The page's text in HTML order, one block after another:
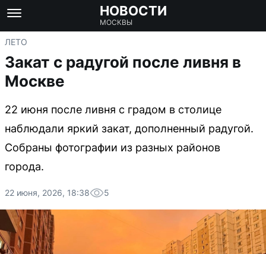
НОВОСТИ
МОСКВЫ
ЛЕТО
Закат с радугой после ливня в
Москве
22 июня после ливня с градом в столице
наблюдали яркий закат, дополненный радугой.
Собраны фотографии из разных районов
города.
22 июня, 2026, 18:38 5